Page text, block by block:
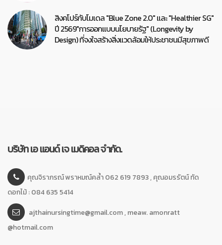
สิงคโปร์กับโมเดล "Blue Zone 2.0" และ "Healthier SG"
ปี 2569"การออกแบบนโยบายรัฐ" (Longevity by
Design) ที่จงใจสร้างสิ่งแวดล้อมให้ประชาชนมีสุขภาพดี
บริษัท เอ แอนด์ เจ เมดิคอล จำกัด.
คุณจิราภรณ์ พราหมณ์คล้ำ 062 619 7893 , คุณอมรรัตน์ ทัด
ดอกไม้ : 084 635 5414
ajthainursingtime@gmail.com , meaw. amonratt
@hotmail.com